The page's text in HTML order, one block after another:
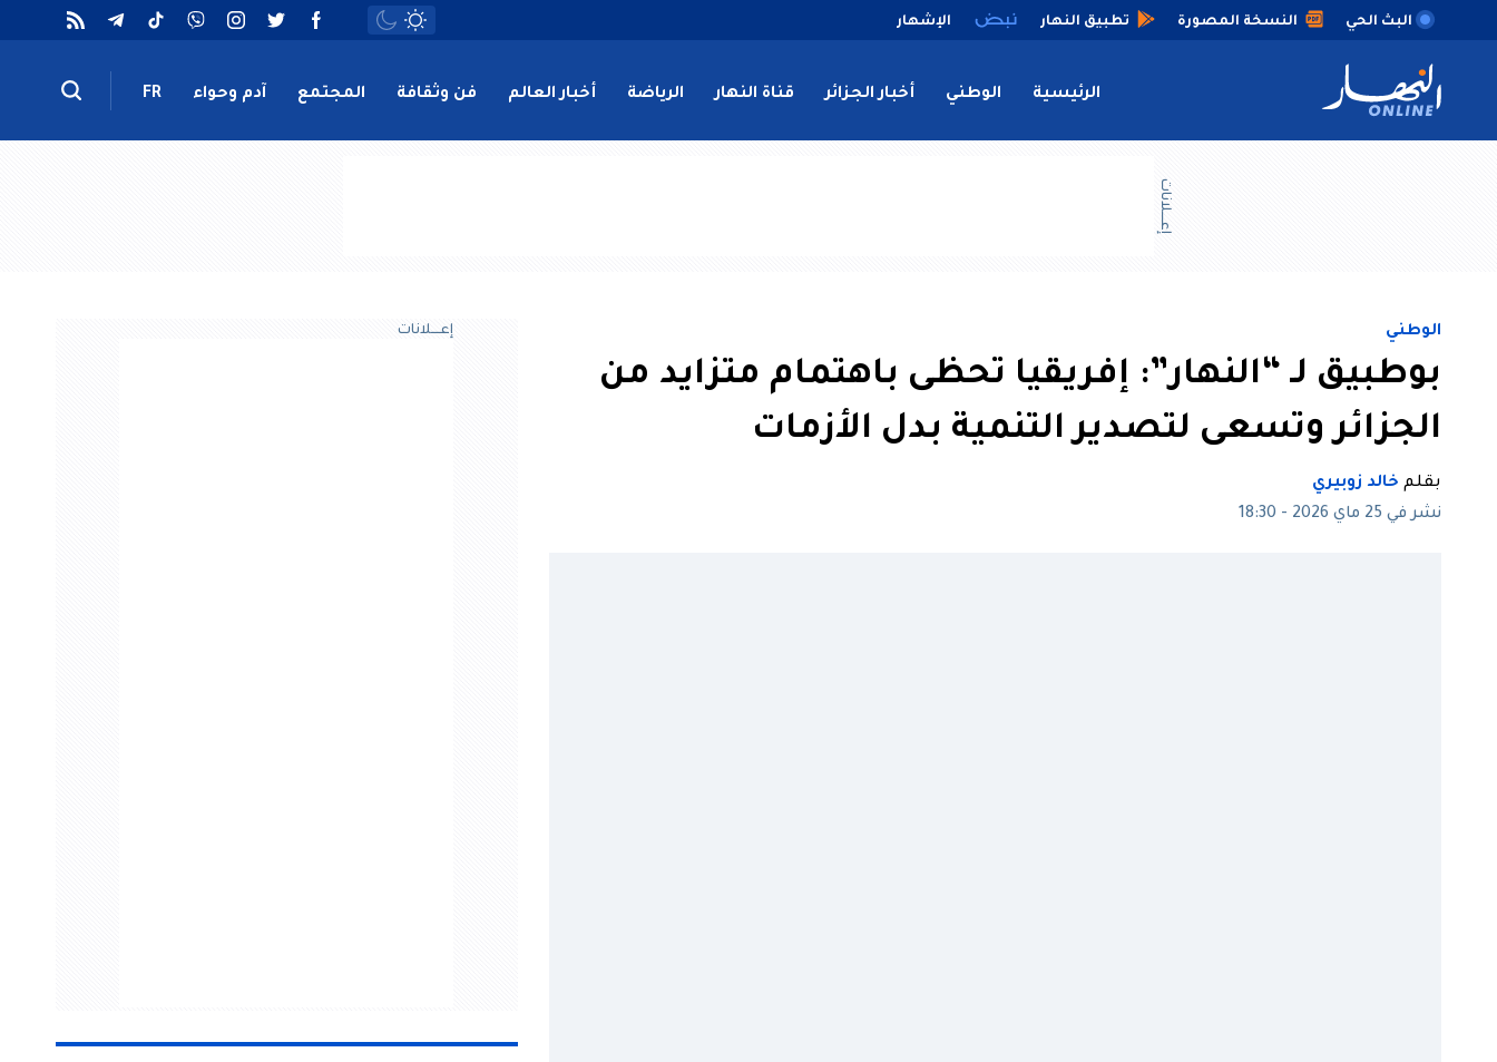
البث الحي النسخة المصورة تطبيق النهار الإشهار
الرئيسية الوطني أخبار الجزائر قناة النهار الرياضة أخبار العالم فن وثقافة المجتمع آدم وحواء FR
إعــــلانات
الوطني
بوطبيق لـ “النهار”: إفريقيا تحظى باهتمام متزايد من
الجزائر وتسعى لتصدير التنمية بدل الأزمات
بقلم خالد زوبيري
نشر في 25 ماي 2026 - 18:30
إعــــلانات